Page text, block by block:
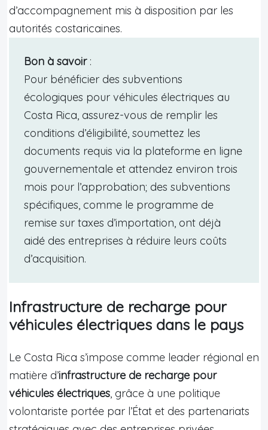
d’accompagnement mis à disposition par les
autorités costaricaines.
Bon à savoir:
Pour bénéficier des subventions
écologiques pour véhicules électriques au
Costa Rica, assurez-vous de remplir les
conditions d’éligibilité, soumettez les
documents requis via la plateforme en ligne
gouvernementale et attendez environ trois
mois pour l’approbation; des subventions
spécifiques, comme le programme de
remise sur taxes d’importation, ont déjà
aidé des entreprises à réduire leurs coûts
d’acquisition.
Infrastructure de recharge pour
véhicules électriques dans le pays
Le Costa Rica s’impose comme leader régional en
matière d’infrastructure de recharge pour
véhicules électriques, grâce à une politique
volontariste portée par l’État et des partenariats